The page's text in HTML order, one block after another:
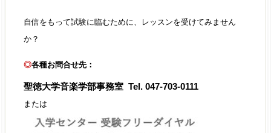
自信をもって試験に臨むために、レッスンを受けてみません
か？
◎各種お問合せ先：
聖徳大学音楽学部事務室 Tel. 047-703-0111
または